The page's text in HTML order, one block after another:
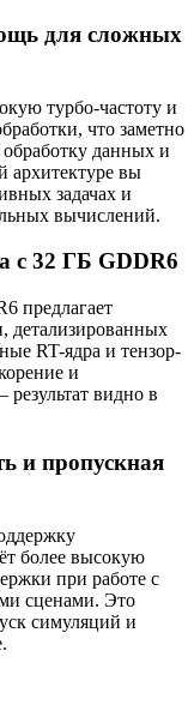
для сложных
турбо-частоту и
что заметно
данных и
архитектуре вы
задачах и
вычислений.
с 32 ГБ GDDR6
предлагает
детализированных
RT-ядра и тензор-
и
видно в
и пропускная
более высокую
при работе с
сценами. Это
симуляций и